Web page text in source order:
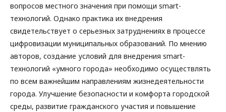
вопросов местного значения при помощи smart-
технологий. Однако практика их внедрения
свидетельствует о серьезных затруднениях в процессе
цифровизации муниципальных образований. По мнению
авторов, создание условий для внедрения smart-
технологий «умного города» необходимо осуществлять
по всем важнейшим направлениям жизнедеятельности
города. Улучшение безопасности и комфорта городской
среды, развитие гражданского участия и повышение